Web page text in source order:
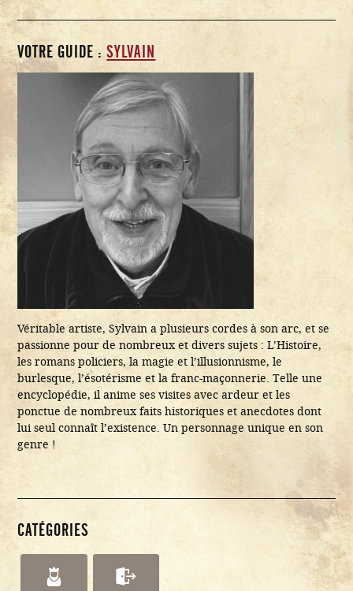
VOTRE GUIDE :SYLVAIN
Véritable artiste, Sylvain a plusieurs cordes à son arc, et se
passionne pour de nombreux et divers sujets : L’Histoire,
les romans policiers, la magie et l’illusionnisme, le
burlesque, l’ésotérisme et la franc-maçonnerie. Telle une
encyclopédie, il anime ses visites avec ardeur et les
ponctue de nombreux faits historiques et anecdotes dont
lui seul connaît l’existence. Un personnage unique en son
genre !
CATÉGORIES